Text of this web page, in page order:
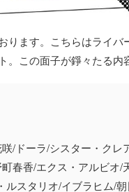
ます。こちらはライバ
この面子が錚々たる内
/ドーラ/シスター・クレ
春香/エクス・アルビオ/
スタリオ/イブラヒム/